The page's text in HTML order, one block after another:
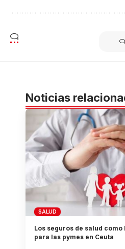
Noticias
SALUD
Los seguros de salud
para las pymes en Ceuta